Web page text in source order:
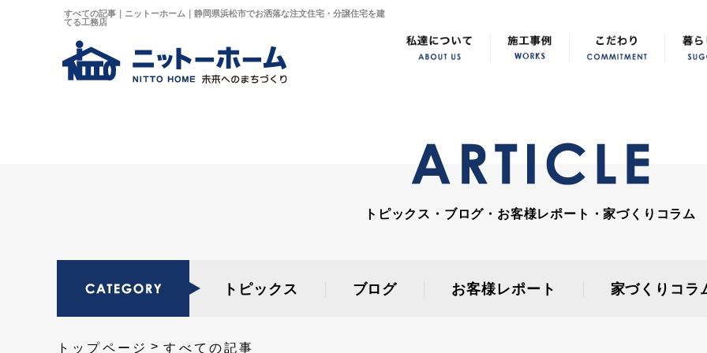
すべての記事｜ニットーホーム｜静岡県浜松市でお洒落な注文住宅・分譲住宅を建
てる工務店
トピックス・ブログ・お客様レポート・家づくりコラム
トピックス ブログ お客様レポート 家づくりコラ
トップページ すべての記事